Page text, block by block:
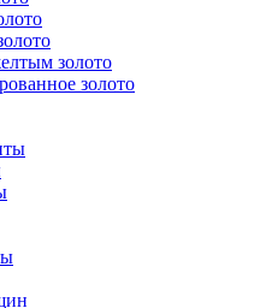
золото
золото